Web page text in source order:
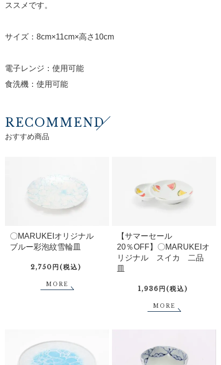
ススメです。
サイズ：8cm×11cm×高さ10cm
電子レンジ：使用可能
食洗機：使用可能
RECOMMEND
おすすめ商品
〇MARUKEIオリジナル
ブルー彩泡紋雪輪皿
2,750円(税込)
MORE
【サマーセール
20％OFF】〇MARUKEIオ
リジナル スイカ 二品
皿
1,936円(税込)
MORE